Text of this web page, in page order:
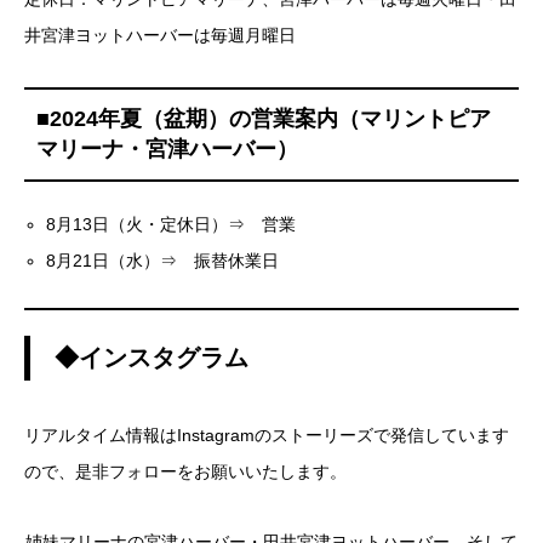
井宮津ヨットハーバーは毎週月曜日
■2024年夏（盆期）の営業案内（マリントピア
マリーナ・宮津ハーバー）
8月13日（火・定休日）⇒ 営業
8月21日（水）⇒ 振替休業日
◆インスタグラム
リアルタイム情報はInstagramのストーリーズで発信しています
ので、是非フォローをお願いいたします。